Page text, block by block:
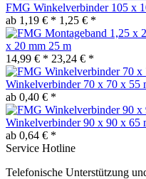
FMG Winkelverbinder 105 x
ab 1,19 € * 1,25 € *
x 20 mm 25 m
14,99 € * 23,24 € *
Winkelverbinder 70 x 70 x 55
ab 0,40 € *
Winkelverbinder 90 x 90 x 65
ab 0,64 € *
Service Hotline
Telefonische Unterstützung